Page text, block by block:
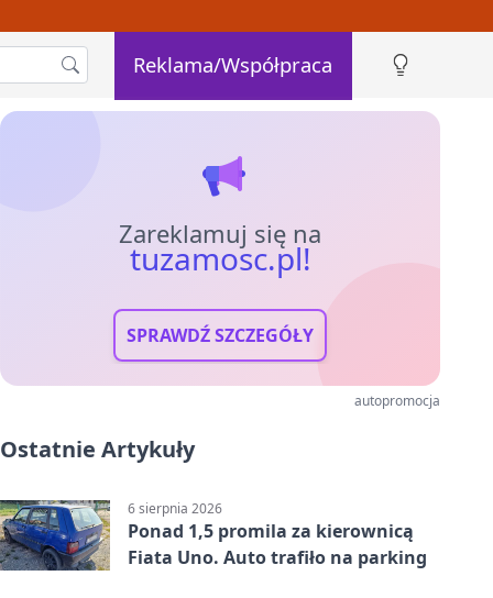
Reklama/Współpraca
Zareklamuj się na
tuzamosc.pl!
SPRAWDŹ SZCZEGÓŁY
autopromocja
Ostatnie Artykuły
6 sierpnia 2026
Ponad 1,5 promila za kierownicą
Fiata Uno. Auto trafiło na parking